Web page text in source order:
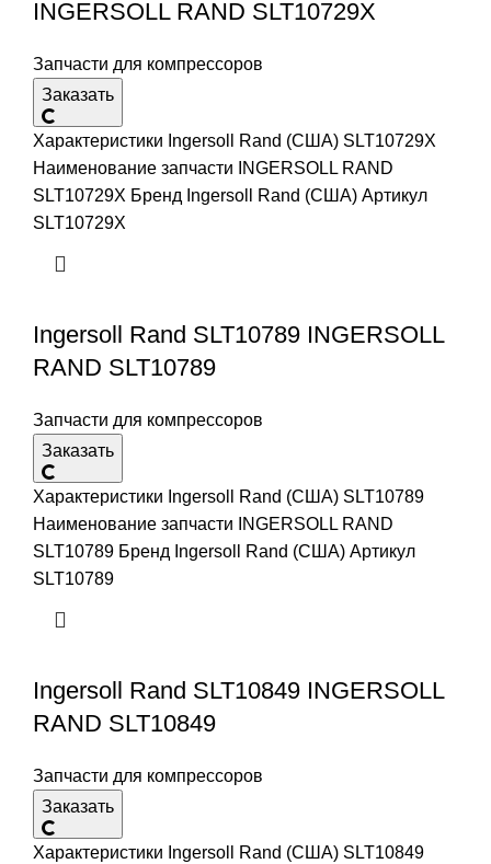
INGERSOLL RAND SLT10729X
Запчасти для компрессоров
Заказать
Характеристики Ingersoll Rand (США) SLT10729X
Наименование запчасти INGERSOLL RAND
SLT10729X Бренд Ingersoll Rand (США) Артикул
SLT10729X
Ingersoll Rand SLT10789 INGERSOLL
RAND SLT10789
Запчасти для компрессоров
Заказать
Характеристики Ingersoll Rand (США) SLT10789
Наименование запчасти INGERSOLL RAND
SLT10789 Бренд Ingersoll Rand (США) Артикул
SLT10789
Ingersoll Rand SLT10849 INGERSOLL
RAND SLT10849
Запчасти для компрессоров
Заказать
Характеристики Ingersoll Rand (США) SLT10849